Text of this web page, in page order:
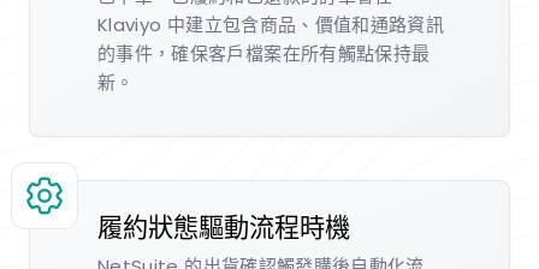
Klaviyo 中建立包含商品、價值和通路資訊
的事件，確保客戶檔案在所有觸點保持最
新。
履約狀態驅動流程時機